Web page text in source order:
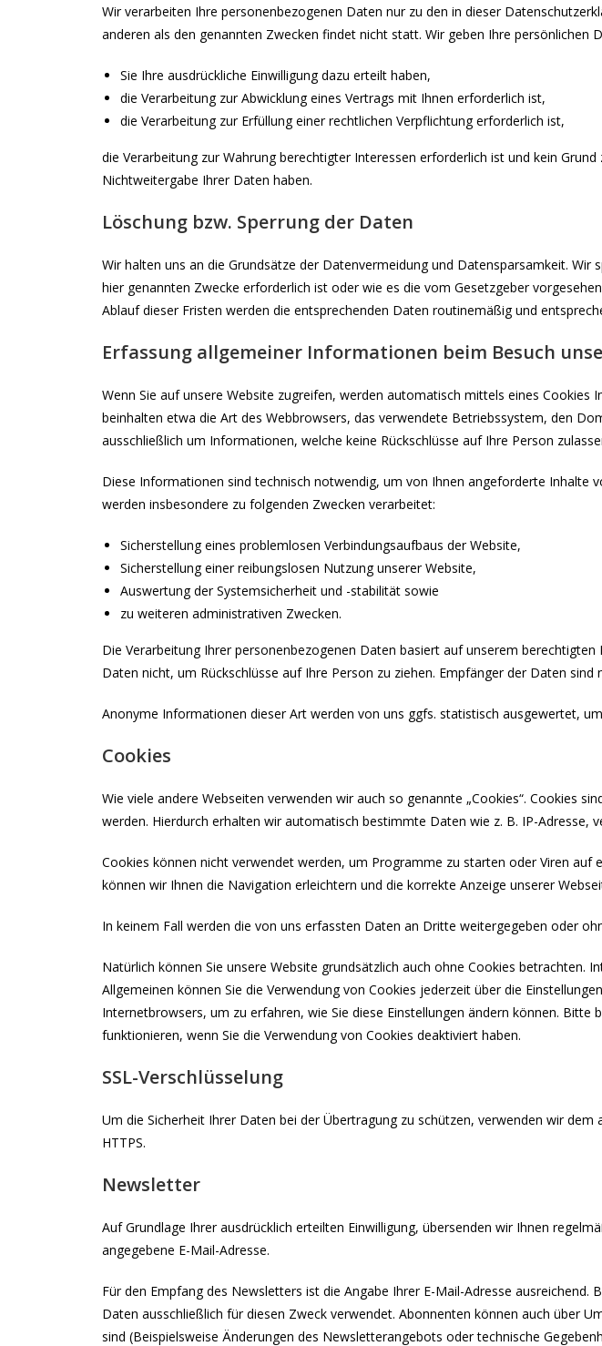
Wir verarbeiten Ihre personenbezogenen Daten nur zu den in dieser
anderen als den genannten Zwecken findet nicht statt. Wir geben Ihre persönlichen
Sie Ihre ausdrückliche Einwilligung dazu erteilt haben,
die Verarbeitung zur Abwicklung eines Vertrags mit Ihnen erforderlich ist,
die Verarbeitung zur Erfüllung einer rechtlichen Verpflichtung erforderlich ist,
die Verarbeitung zur Wahrung berechtigter Interessen erforderlich ist und kein
Nichtweitergabe Ihrer Daten haben.
Löschung bzw. Sperrung der Daten
Wir halten uns an die Grundsätze der Datenvermeidung und Datensparsamkeit.
hier genannten Zwecke erforderlich ist oder wie es die vom Gesetzgeber
Ablauf dieser Fristen werden die entsprechenden Daten routinemäßig und
Erfassung allgemeiner Informationen beim Besuch
Wenn Sie auf unsere Website zugreifen, werden automatisch mittels eines
beinhalten etwa die Art des Webbrowsers, das verwendete Betriebssystem, den
ausschließlich um Informationen, welche keine Rückschlüsse auf Ihre Person
Diese Informationen sind technisch notwendig, um von Ihnen angeforderte Inhalte
werden insbesondere zu folgenden Zwecken verarbeitet:
Sicherstellung eines problemlosen Verbindungsaufbaus der Website,
Sicherstellung einer reibungslosen Nutzung unserer Website,
Auswertung der Systemsicherheit und -stabilität sowie
zu weiteren administrativen Zwecken.
Die Verarbeitung Ihrer personenbezogenen Daten basiert auf unserem
Daten nicht, um Rückschlüsse auf Ihre Person zu ziehen. Empfänger der Daten
Anonyme Informationen dieser Art werden von uns ggfs. statistisch ausgewertet,
Cookies
Wie viele andere Webseiten verwenden wir auch so genannte „Cookies“. Cookies
werden. Hierdurch erhalten wir automatisch bestimmte Daten wie z. B. IP-
Cookies können nicht verwendet werden, um Programme zu starten oder Viren
können wir Ihnen die Navigation erleichtern und die korrekte Anzeige unserer
In keinem Fall werden die von uns erfassten Daten an Dritte weitergegeben oder
Natürlich können Sie unsere Website grundsätzlich auch ohne Cookies
Allgemeinen können Sie die Verwendung von Cookies jederzeit über die
Internetbrowsers, um zu erfahren, wie Sie diese Einstellungen ändern können.
funktionieren, wenn Sie die Verwendung von Cookies deaktiviert haben.
SSL-Verschlüsselung
Um die Sicherheit Ihrer Daten bei der Übertragung zu schützen, verwenden wir
HTTPS.
Newsletter
Auf Grundlage Ihrer ausdrücklich erteilten Einwilligung, übersenden wir Ihnen
angegebene E-Mail-Adresse.
Für den Empfang des Newsletters ist die Angabe Ihrer E-Mail-Adresse
Daten ausschließlich für diesen Zweck verwendet. Abonnenten können auch über
sind (Beispielsweise Änderungen des Newsletterangebots oder technische